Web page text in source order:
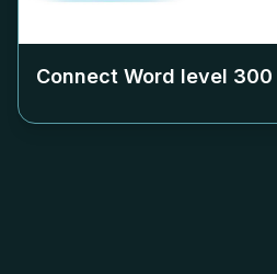
Connect Word level 300